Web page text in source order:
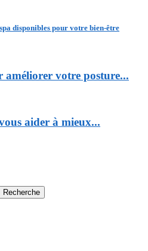
disponibles pour votre bien-être
améliorer votre posture...
aider à mieux...